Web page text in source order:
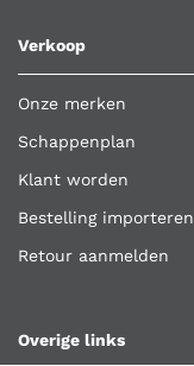
Verkoop
Onze merken
Schappenplan
Klant worden
Bestelling importeren
Retour aanmelden
Overige links